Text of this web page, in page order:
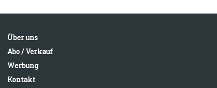
Über uns
Abo / Verkauf
Werbung
Kontakt